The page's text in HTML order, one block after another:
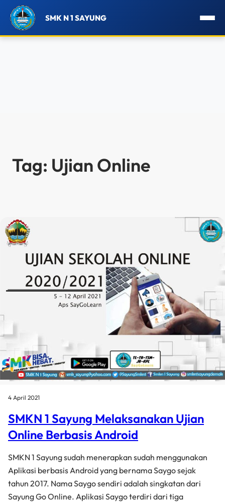
SMK N 1 SAYUNG
Tag: Ujian Online
4 April 2021
SMKN 1 Sayung Melaksanakan Ujian
Online Berbasis Android
SMKN 1 Sayung sudah menerapkan sudah menggunakan
Aplikasi berbasis Android yang bernama Saygo sejak
tahun 2017. Nama Saygo sendiri adalah singkatan dari
Sayung Go Online. Aplikasi Saygo terdiri dari tiga